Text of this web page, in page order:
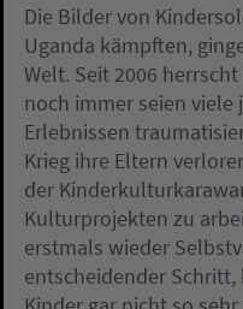
Die Bilder von
Uganda kämpften,
Welt. Seit 2006
noch immer seien viele
Erlebnissen
Krieg ihre Eltern
der
Kulturprojekten zu
erstmals wieder
entscheidender